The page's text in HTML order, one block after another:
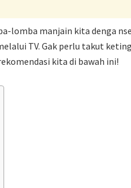
lomba manjain kita denga
TV. Gak perlu takut
kita di bawah ini!